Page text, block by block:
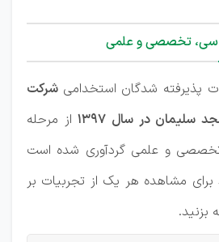
تخصصی و علمی
پذیرفته شدگان استخدامی شرکت
در سال 1397
از مرحله
تخصصی و علمی گردآوری شده است
برای مشاهده هر یک از تجربیات بر
بزنید.